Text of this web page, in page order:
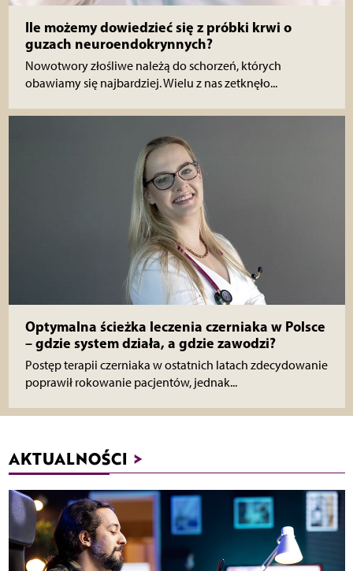
Ile możemy dowiedzieć się z próbki krwi o
guzach neuroendokrynnych?
Nowotwory złośliwe należą do schorzeń, których
obawiamy się najbardziej. Wielu z nas zetknęło...
Optymalna ścieżka leczenia czerniaka w Polsce
– gdzie system działa, a gdzie zawodzi?
Postęp terapii czerniaka w ostatnich latach zdecydowanie
poprawił rokowanie pacjentów, jednak...
AKTUALNOŚCI >